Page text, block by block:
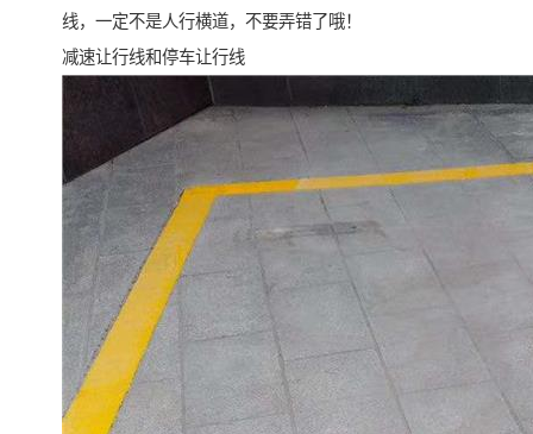
线，一定不是人行横道，不要弄错了哦！
减速让行线和停车让行线